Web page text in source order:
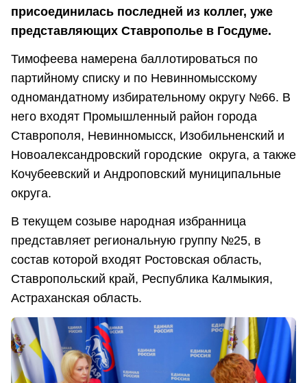
присоединилась последней из коллег, уже
представляющих Ставрополье в Госдуме.
Тимофеева намерена баллотироваться по
партийному списку и по Невинномысскому
одномандатному избирательному округу №66. В
него входят Промышленный район города
Ставрополя, Невинномысск, Изобильненский и
Новоалександровский городские округа, а также
Кочубеевский и Андроповский муниципальные
округа.
В текущем созыве народная избранница
представляет региональную группу №25, в
состав которой входят Ростовская область,
Ставропольский край, Республика Калмыкия,
Астраханская область.